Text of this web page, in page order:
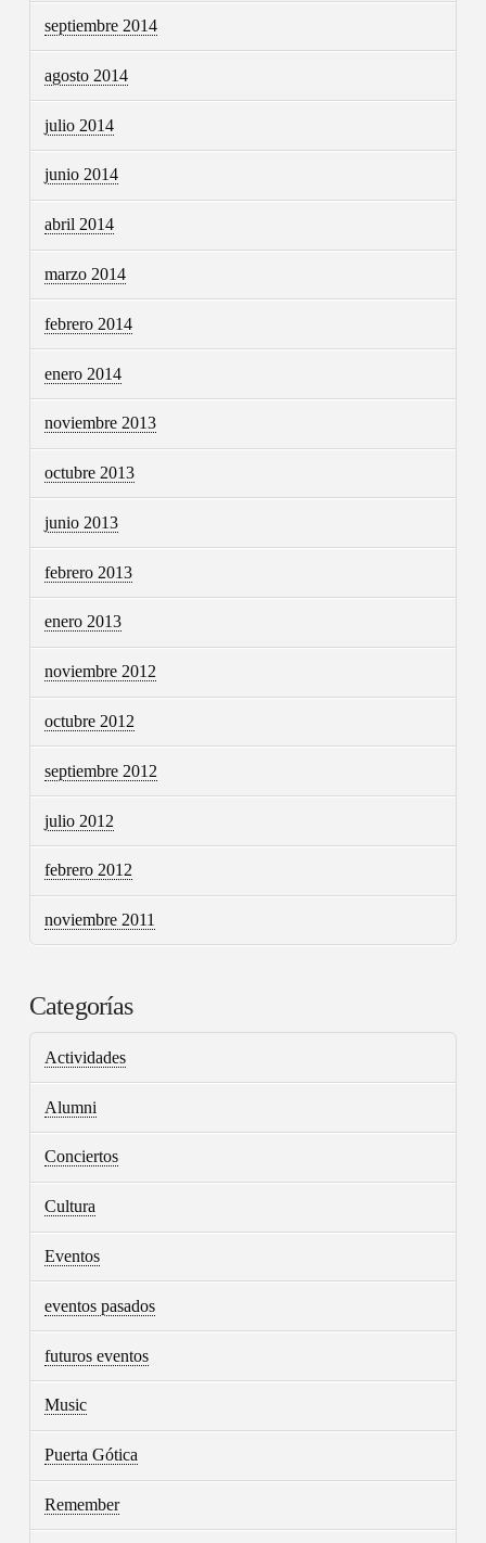
septiembre 2014
agosto 2014
julio 2014
junio 2014
abril 2014
marzo 2014
febrero 2014
enero 2014
noviembre 2013
octubre 2013
junio 2013
febrero 2013
enero 2013
noviembre 2012
octubre 2012
septiembre 2012
julio 2012
febrero 2012
noviembre 2011
Categorías
Actividades
Alumni
Conciertos
Cultura
Eventos
eventos pasados
futuros eventos
Music
Puerta Gótica
Remember